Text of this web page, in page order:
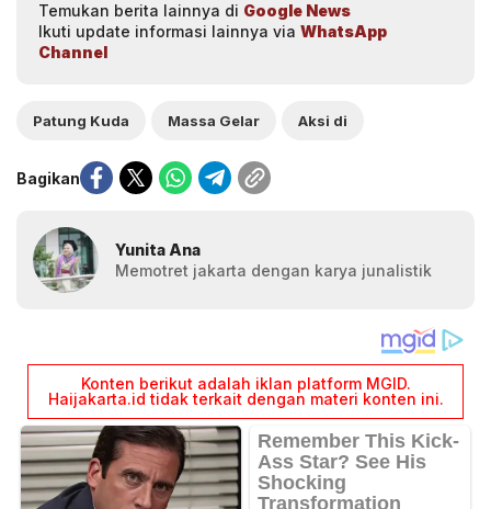
Temukan berita lainnya di Google News
Ikuti update informasi lainnya via WhatsApp
Channel
Patung Kuda Massa Gelar Aksi di
Bagikan
Yunita Ana
Memotret jakarta dengan karya junalistik